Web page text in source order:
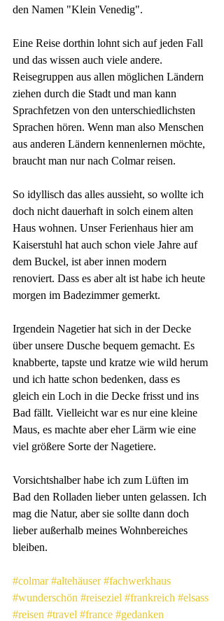
den Namen "Klein Venedig".
Eine Reise dorthin lohnt sich auf jeden Fall
und das wissen auch viele andere.
Reisegruppen aus allen möglichen Ländern
ziehen durch die Stadt und man kann
Sprachfetzen von den unterschiedlichsten
Sprachen hören. Wenn man also Menschen
aus anderen Ländern kennenlernen möchte,
braucht man nur nach Colmar reisen.
So idyllisch das alles aussieht, so wollte ich
doch nicht dauerhaft in solch einem alten
Haus wohnen. Unser Ferienhaus hier am
Kaiserstuhl hat auch schon viele Jahre auf
dem Buckel, ist aber innen modern
renoviert. Dass es aber alt ist habe ich heute
morgen im Badezimmer gemerkt.
Irgendein Nagetier hat sich in der Decke
über unsere Dusche bequem gemacht. Es
knabberte, tapste und kratze wie wild herum
und ich hatte schon bedenken, dass es
gleich ein Loch in die Decke frisst und ins
Bad fällt. Vielleicht war es nur eine kleine
Maus, es machte aber eher Lärm wie eine
viel größere Sorte der Nagetiere.
Vorsichtshalber habe ich zum Lüften im
Bad den Rolladen lieber unten gelassen. Ich
mag die Natur, aber sie sollte dann doch
lieber außerhalb meines Wohnbereiches
bleiben.
#colmar #altehäuser #fachwerkhaus
#wunderschön #reiseziel #frankreich #elsass
#reisen #travel #france #gedanken